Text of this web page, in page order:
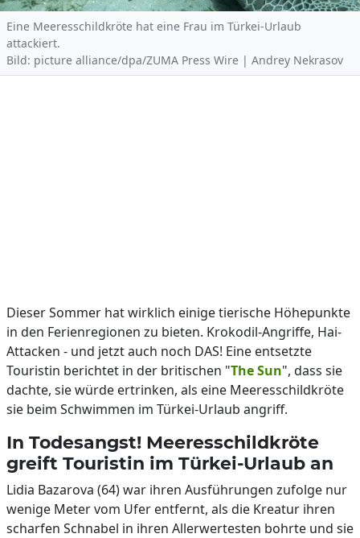
Eine Meeresschildkröte hat eine Frau im Türkei-Urlaub
attackiert.
Bild: picture alliance/dpa/ZUMA Press Wire | Andrey Nekrasov
Dieser Sommer hat wirklich einige tierische Höhepunkte
in den Ferienregionen zu bieten. Krokodil-Angriffe, Hai-
Attacken - und jetzt auch noch DAS! Eine entsetzte
Touristin berichtet in der britischen "The Sun", dass sie
dachte, sie würde ertrinken, als eine Meeresschildkröte
sie beim Schwimmen im Türkei-Urlaub angriff.
In Todesangst! Meeresschildkröte
greift Touristin im Türkei-Urlaub an
Lidia Bazarova (64) war ihren Ausführungen zufolge nur
wenige Meter vom Ufer entfernt, als die Kreatur ihren
scharfen Schnabel in ihren Allerwertesten bohrte und sie